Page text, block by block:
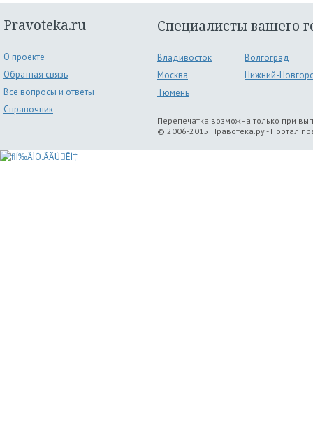
Pravoteka.ru
О проекте
Обратная связь
Все вопросы и ответы
Справочник
Специалисты вашего
Владивосток
Волгоград
Москва
Нижний-
Тюмень
Перепечатка возможна только при
© 2006-2015 Правотека.ру - Портал